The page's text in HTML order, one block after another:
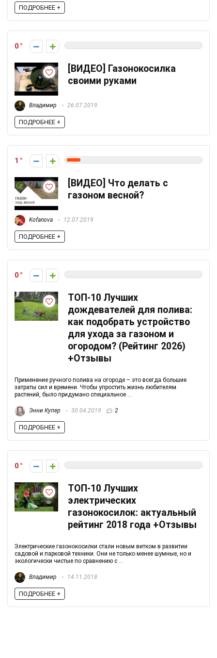
ПОДРОБНЕЕ +
0
[ВИДЕО] Газонокосилка
своими руками
Владимир 26.07.2019
ПОДРОБНЕЕ +
1
[ВИДЕО] Что делать с
газоном весной?
Kofanova 12.07.2019
ПОДРОБНЕЕ +
0
ТОП-10 Лучших
дождевателей для полива:
как подобрать устройство
для ухода за газоном и
огородом? (Рейтинг 2026)
+Отзывы
Применение ручного полива на огороде – это всегда большие
затраты сил и времени. Чтобы упростить жизнь любителям
растений, было придумано специальное ...
Энни Купер 30.04.2019 2
ПОДРОБНЕЕ +
0
ТОП-10 Лучших
электрических
газонокосилок: актуальный
рейтинг 2018 года +Отзывы
Электрические газонокосилки стали новым витком в развитии
садовой и парковой техники. Они не только менее шумные, но и
экологически чистые по сравнению с ...
Владимир 14.11.2018
ПОДРОБНЕЕ +